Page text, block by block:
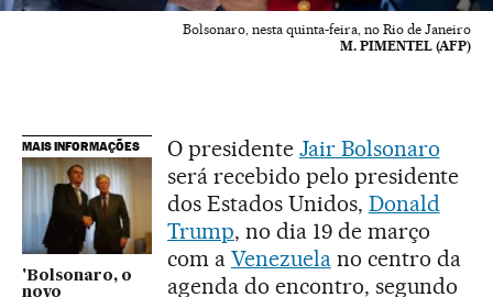
Bolsonaro, nesta quinta-feira, no Rio de Janeiro
M. PIMENTEL (AFP)
MAIS INFORMAÇÕES
'Bolsonaro, o
novo
O presidente Jair Bolsonaro
será recebido pelo presidente
dos Estados Unidos, Donald
Trump, no dia 19 de março
com a Venezuelano centro da
agenda do encontro, segundo